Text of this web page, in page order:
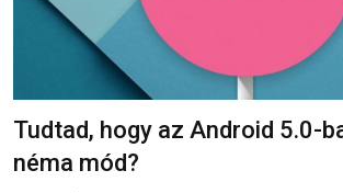
Tudtad, hogy az Android 5.0-
néma mód?